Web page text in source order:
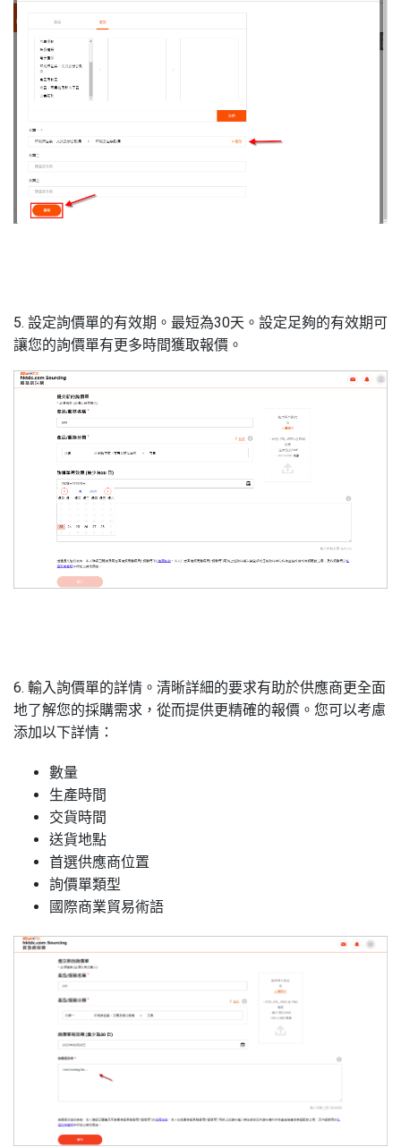
5. 設定詢價單的有效期。最短為30天。設定足夠的有效期可
讓您的詢價單有更多時間獲取報價。
6. 輸入詢價單的詳情。清晰詳細的要求有助於供應商更全面
地了解您的採購需求，從而提供更精確的報價。您可以考慮
添加以下詳情：
數量
生產時間
交貨時間
送貨地點
首選供應商位置
詢價單類型
國際商業貿易術語